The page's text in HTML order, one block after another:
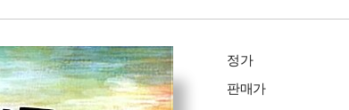
정가
판매가